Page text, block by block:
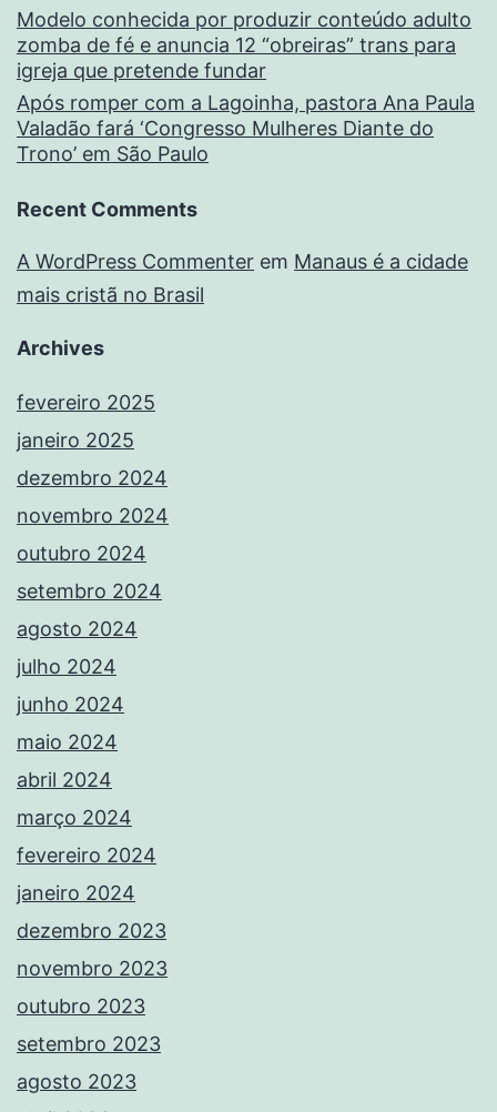
Modelo conhecida por produzir conteúdo adulto
zomba de fé e anuncia 12 “obreiras” trans para
igreja que pretende fundar
Após romper com a Lagoinha, pastora Ana Paula
Valadão fará ‘Congresso Mulheres Diante do
Trono’ em São Paulo
Recent Comments
A WordPress Commenter em Manaus é a cidade
mais cristã no Brasil
Archives
fevereiro 2025
janeiro 2025
dezembro 2024
novembro 2024
outubro 2024
setembro 2024
agosto 2024
julho 2024
junho 2024
maio 2024
abril 2024
março 2024
fevereiro 2024
janeiro 2024
dezembro 2023
novembro 2023
outubro 2023
setembro 2023
agosto 2023